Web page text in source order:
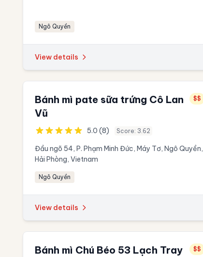
Ngô Quyền
View details
Bánh mì pate sữa trứng Cô Lan
Vũ
$$
5.0 (8) Score: 3.62
Đầu ngõ 54, P. Phạm Minh Đức, Máy Tơ, Ngô Quyền,
Hải Phòng, Vietnam
Ngô Quyền
View details
Bánh mì Chú Béo 53 Lạch Tray $$